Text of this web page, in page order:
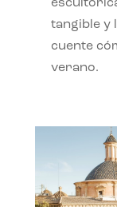
tangible y
cuente
verano.